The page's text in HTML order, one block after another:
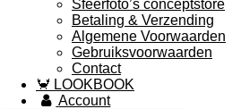
Sfeerfoto’s conceptstore
Betaling & Verzending
Algemene Voorwaarden
Gebruiksvoorwaarden
Contact
🦀 LOOKBOOK
Account